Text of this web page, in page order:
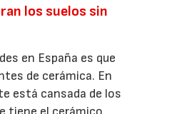
los suelos sin
en España es que
de cerámica. En
está cansada de los